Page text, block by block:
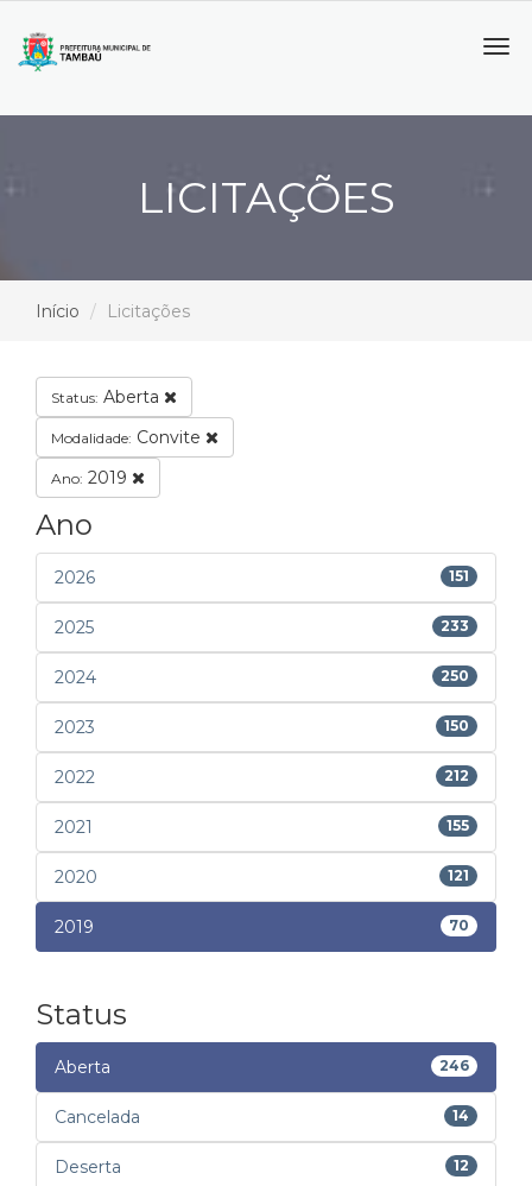
LICITAÇÕES
Início Licitações
Status: Aberta
Modalidade: Convite
Ano: 2019
Ano
2026 151
2025 233
2024 250
2023 150
2022 212
2021 155
2020 121
2019 70
Status
Aberta 246
Cancelada 14
Deserta 12